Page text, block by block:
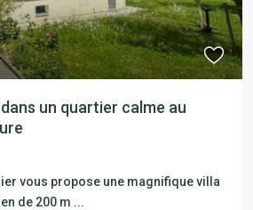
un quartier calme au
vous propose une magnifique villa
de 200 m ...